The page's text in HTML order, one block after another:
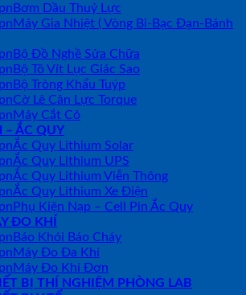
Bơm Dầu Thuỷ Lực
Máy Gia Nhiệt ( Vòng Bi-Bạc Đạn-Bánh
Bộ Đồ Nghề Sửa Chữa
Bộ Tô Vít Lục Giác Sao
Bộ Tròng Khẩu Tuýp
Cờ Lê Cân Lực Torque
Máy Cắt Cỏ
– ẮC QUY
Ắc Quy Lithium Solar
Ắc Quy Lithium UPS
Ắc Quy Lithium Viễn Thông
Ắc Quy Lithium Xe Điện
Phụ Kiện Nạp – Cell Pin Ắc Quy
ĐO KHÍ
Báo Khói Báo Cháy
Máy Đo Đa Khí
Máy Đo Khí Đơn
BỊ THÍ NGHIỆM PHÒNG LAB